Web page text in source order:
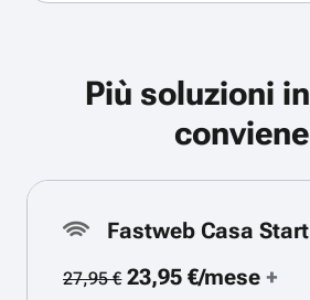
Più soluzioni
Fastweb Casa Start
27,95 €23,95 €/mese+